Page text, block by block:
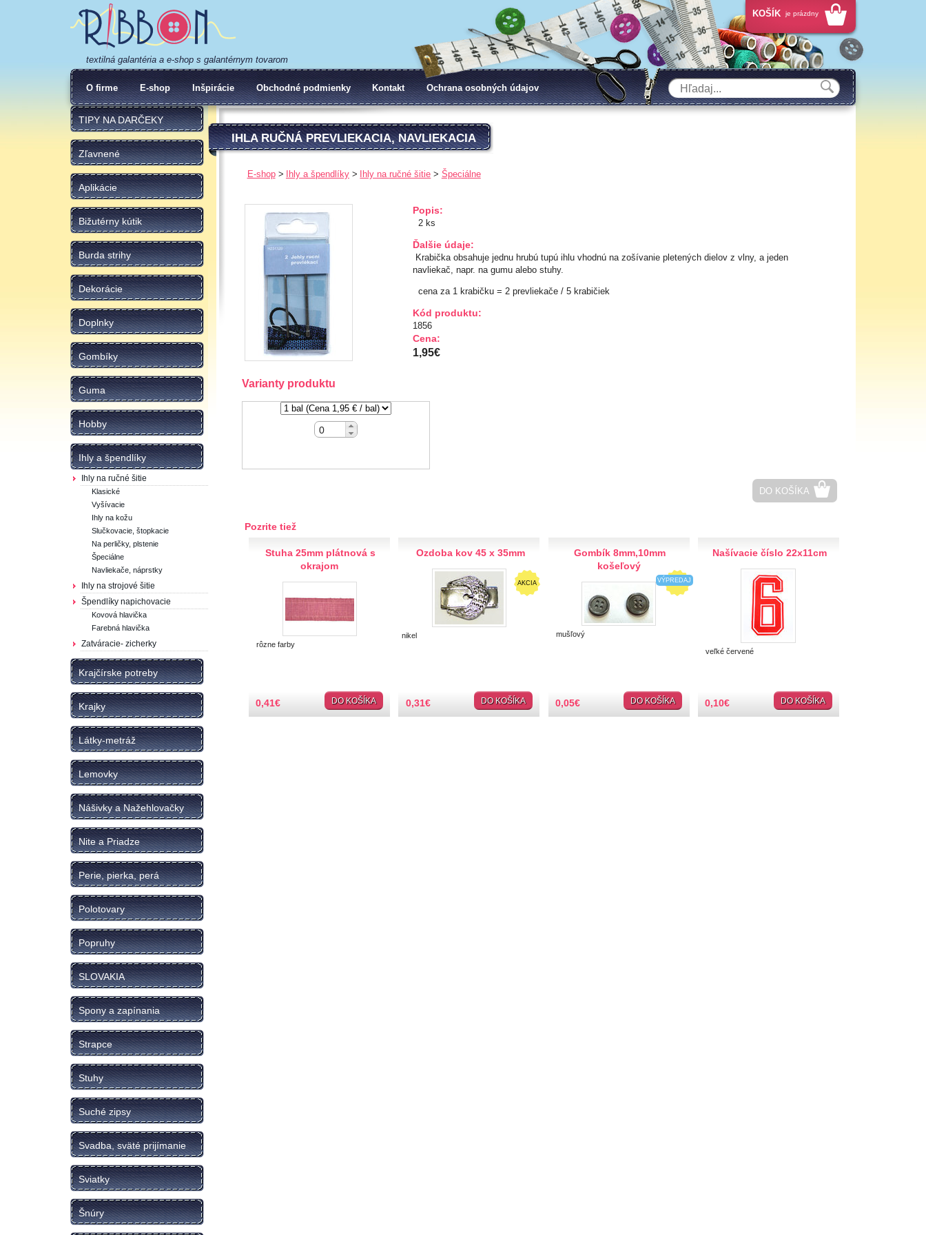
textilná galantéria a e-shop s galantérnym tovarom
KOŠÍK je prázdny
O firme E-shop Inšpirácie Obchodné podmienky Kontakt Ochrana osobných údajov
TIPY NA DARČEKY
Zľavnené
Aplikácie
Bižutérny kútik
Burda strihy
Dekorácie
Doplnky
Gombíky
Guma
Hobby
Ihly a špendlíky
Ihly na ručné šitie
Klasické
Vyšívacie
Ihly na kožu
Slučkovacie, štopkacie
Na perličky, plstenie
Špeciálne
Navliekače, náprstky
Ihly na strojové šitie
Špendlíky napichovacie
Kovová hlavička
Farebná hlavička
Zatváracie- zicherky
Krajčírske potreby
Krajky
Látky-metráž
Lemovky
Nášivky a Nažehlovačky
Nite a Priadze
Perie, pierka, perá
Polotovary
Popruhy
SLOVAKIA
Spony a zapínania
Strapce
Stuhy
Suché zipsy
Svadba, sväté prijímanie
Sviatky
Šnúry
IHLA RUČNÁ PREVLIEKACIA, NAVLIEKACIA
E-shop Ihly a špendlíky Ihly na ručné šitie Špeciálne
Popis:
2 ks
Ďalšie údaje:
Krabička obsahuje jednu hrubú tupú ihlu vhodnú na zošívanie pletených dielov z vlny, a jeden
navliekač, napr. na gumu alebo stuhy.
cena za 1 krabičku = 2 prevliekače / 5 krabičiek
Kód produktu:
1856
Cena:
1,95€
Varianty produktu
DO KOŠÍKA
Pozrite tiež
Stuha 25mm plátnová s
okrajom
rôzne farby
0,41€ DO KOŠÍKA
Ozdoba kov 45 x 35mm
AKCIA
nikel
0,31€ DO KOŠÍKA
Gombík 8mm,10mm
košeľový
AKCIA
VÝPREDAJ
mušľový
0,05€ DO KOŠÍKA
Našívacie číslo 22x11cm
veľké červené
0,10€ DO KOŠÍKA